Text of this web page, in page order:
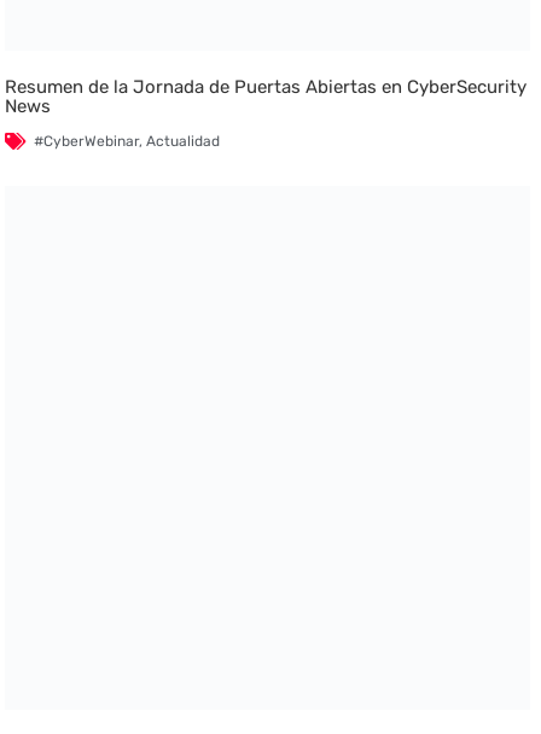
Resumen de la Jornada de Puertas Abiertas en CyberSecurity
News
#CyberWebinar,Actualidad